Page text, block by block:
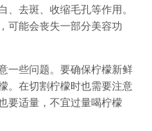
、去斑、收缩毛孔等作用。
可能会丧失一部分美容功
一些问题。要确保柠檬新鲜
。在切割柠檬时也需要注意
要适量，不宜过量喝柠檬